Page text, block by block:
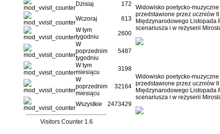
Dzisiaj 172
Wczoraj
613
W tym
tygodniu
2600
W
poprzednim
tygodniu
5487
W tym
miesiącu
3198
W
poprzednim
miesiącu
32164
Wszystkie 2473429
Visitors Counter 1.6
Widowisko poetycko-
przedstawione przez uczniów
Międzynarodowego Listopada
scenariusza i w reżyserii
Widowisko poetycko-
przedstawione przez uczniów
Międzynarodowego Listopada
scenariusza i w reżyserii